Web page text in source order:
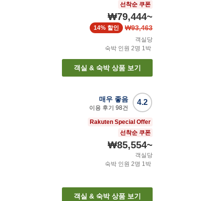
선착순 쿠폰
₩79,444~
₩93,463
14% 할인
객실당
숙박 인원 2명 1박
객실 & 숙박 상품 보기
4.2
매우 좋음
이용 후기 98건
Rakuten Special Offer
선착순 쿠폰
₩85,554~
객실당
숙박 인원 2명 1박
객실 & 숙박 상품 보기